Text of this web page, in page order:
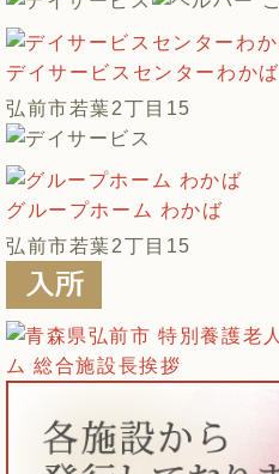
デイサービスセンターわかば
弘前市若葉2丁目15
グループホーム わかば
弘前市若葉2丁目15